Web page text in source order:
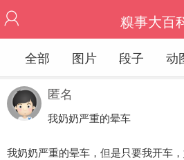
糗事大百
全部 图片 段子 动
匿名
我奶奶严重的晕车
我奶奶严重的晕车，但是只要我开车